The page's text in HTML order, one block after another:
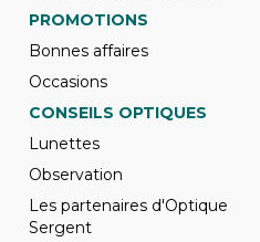
PROMOTIONS
Bonnes affaires
Occasions
CONSEILS OPTIQUES
Lunettes
Observation
Les partenaires d'Optique
Sergent